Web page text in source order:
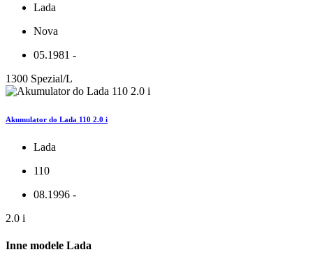
Lada
Nova
05.1981 -
1300 Spezial/L
Akumulator do Lada 110 2.0 i
Lada
110
08.1996 -
2.0 i
Inne modele Lada